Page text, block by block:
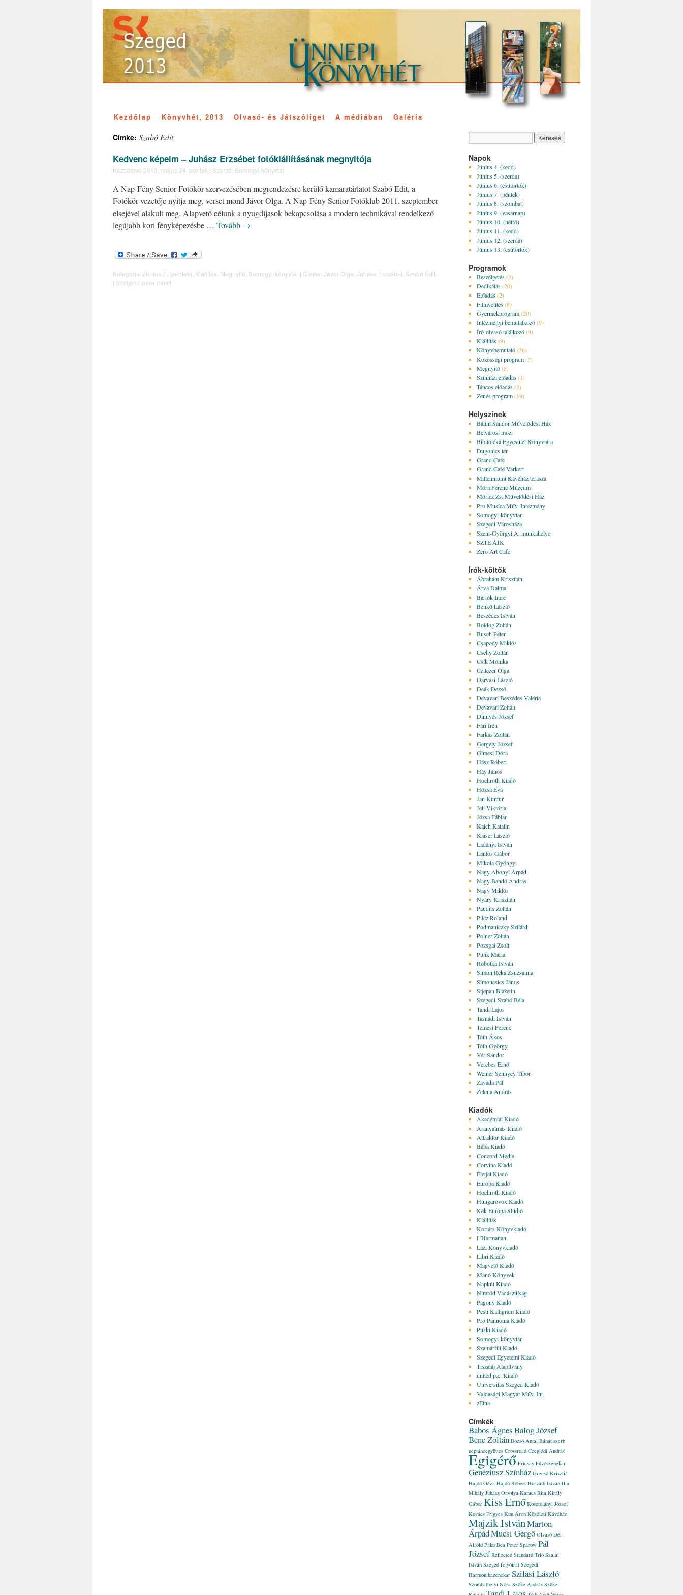
Kezdőlap Könyvhét, 2013 Olvasó- és Játszóliget A médiában Galéria
Címke: Szabó Edit
Kedvenc képeim – Juhász Erzsébet fotókiállításának megnyitója
Közzétéve 2013. május 24. péntek | Szerző: Somogyi-könyvtár
A Nap-Fény Senior Fotókör szervezésében megrendezésre kerülő kamaratárlatot Szabó Edit, a
Fotókör vezetője nyitja meg, verset mond Jávor Olga. A Nap-Fény Senior Fotóklub 2011. szeptember
elsejével alakult meg. Alapvető célunk a nyugdíjasok bekapcsolása a modern technikával rendelkező
legújabb kori fényképezésbe … Tovább →
Kategória: Június 7. (péntek), Kiállítás, Megnyitó, Somogyi-könyvtár | Címke: Jávor Olga, Juhász Erzsébet, Szabó Edit
| Szóljon hozzá most!
Napok
Június 4. (kedd)
Június 5. (szerda)
Június 6. (csütörtök)
Június 7. (péntek)
Június 8. (szombat)
Június 9. (vasárnap)
Június 10. (hétfő)
Június 11. (kedd)
Június 12. (szerda)
Június 13. (csütörtök)
Programok
Beszélgetés(3)
Dedikálás(20)
Előadás(2)
Filmvetítés(8)
Gyermekprogram(20)
Intézményi bemutatkozó(9)
Író-olvasó találkozó(9)
Kiállítás(9)
Könyvbemutató(36)
Közösségi program(3)
Megnyitó(5)
Színházi előadás(1)
Táncos előadás(3)
Zenés program(19)
Helyszínek
Bálint Sándor Művelődési Ház
Belvárosi mozi
Bibliotéka Egyesület Könyvtára
Dugonics tér
Grand Café
Grand Café Várkert
Millenniumi Kávéház terasza
Móra Ferenc Múzeum
Móricz Zs. Művelődési Ház
Pro Musica Műv. Intézmény
Somogyi-könyvtár
Szegedi Városháza
Szent-Györgyi A. munkahelye
SZTE ÁJK
Zero Art Cafe
Írók-költők
Ábrahám Krisztián
Árva Dalma
Bartók Imre
Benkő László
Beszédes István
Boldog Zoltán
Busch Péter
Csapody Miklós
Csehy Zoltán
Csík Mónika
Czilczer Olga
Darvasi László
Deák Dezső
Dévavári Beszédes Valéria
Dévavári Zoltán
Dinnyés József
Fári Irén
Farkas Zoltán
Gergely József
Gimesi Dóra
Hász Róbert
Háy János
Hochroth Kiadó
Hózsa Éva
Jan Kuntur
Jeli Viktória
Józsa Fábián
Kaich Katalin
Kaiser László
Ladányi István
Lantos Gábor
Mikola Gyöngyi
Nagy Abonyi Árpád
Nagy Bandó András
Nagy Miklós
Nyáry Krisztián
Paudits Zoltán
Pilcz Roland
Podmaniczky Szilárd
Polner Zoltán
Pozsgai Zsolt
Punk Mária
Robotka István
Simon Réka Zsuzsanna
Simoncsics János
Stjepan Blažetin
Szegedi-Szabó Béla
Tandi Lajos
Tasnádi István
Temesi Ferenc
Tóth Ákos
Tóth György
Vér Sándor
Verebes Ernő
Weiner Sennyey Tibor
Závada Pál
Zelena András
Kiadók
Akadémiai Kiadó
Aranyalmás Kiadó
Attraktor Kiadó
Bába Kiadó
Concord Media
Corvina Kiadó
Életjel Kiadó
Európa Kiadó
Hochroth Kiadó
Hungarovox Kiadó
Kék Európa Stúdió
Kiállítás
Kortárs Könyvkiadó
L'Harmattan
Lazi Könyvkiadó
Libri Kiadó
Magvető Kiadó
Manó Könyvek
Napkút Kiadó
Nimród Vadászújság
Pagony Kiadó
Pesti Kalligram Kiadó
Pro Pannonia Kiadó
Püski Kiadó
Somogyi-könyvtár
Szamárfül Kiadó
Szegedi Egyetemi Kiadó
Tiszatáj Alapítvány
united p.c. Kiadó
Universitas Szeged Kiadó
Vajdasági Magyar Műv. Int.
zEtna
Címkék
Babos ÁgnesBalog József
Bene Zoltán Bozsó Antal Bánát szerb
néptáncegyüttes Crossroad Czeglédi András
Egigérő Fricsay Fúvószenekar
Genéziusz Színház Grecsó Krisztiá
Hajdú Géza Hajdú Róbert Horváth István Ilia
Mihály Juhász Orsolya Karacs Rita Király
Gábor Kiss Ernő Kosztolányi József
Kovács Frigyes Kun Áron Közéleti Kávéház
Majzik IstvánMarton
ÁrpádMucsi Gergő Olvasó Dél-
Alföld Paku Bea Peter Sparow Pál
József Reflected Standard Trió Szalai
István Szeged folyóirat Szegedi
Harmonikazenekar Szilasi László
Szombathelyi Nóra Szőke András Szőke